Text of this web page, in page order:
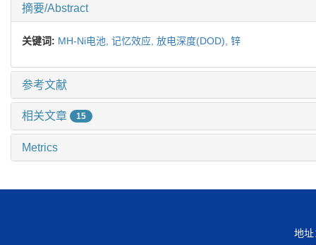
摘要/Abstract
关键词: MH-Ni电池, 记忆效应, 放电深度(DOD), 锌
参考文献
相关文章 15
Metrics
地